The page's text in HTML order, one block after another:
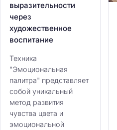
выразительности
через
художественное
воспитание
Техника
"Эмоциональная
палитра" представляет
собой уникальный
метод развития
чувства цвета и
эмоциональной